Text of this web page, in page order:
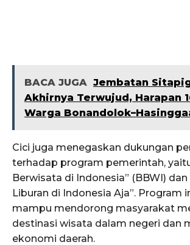
BACA JUGA Jembatan
Akhirnya Terwujud, Harapan
Warga
Cici juga menegaskan dukungan
terhadap program pemerintah,
Berwisata di Indonesia” (BBWI) dan
Liburan di Indonesia Aja”. Program
mampu mendorong masyarakat
destinasi wisata dalam negeri dan
ekonomi daerah.